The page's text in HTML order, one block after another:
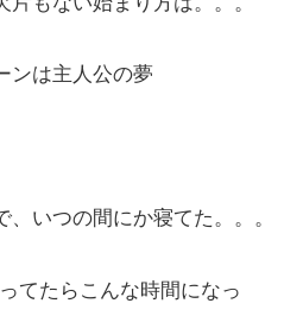
ンは主人公の夢
、いつの間にか寝てた。。。
てたらこんな時間になっ